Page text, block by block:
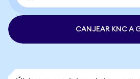
CANJEAR KNC A